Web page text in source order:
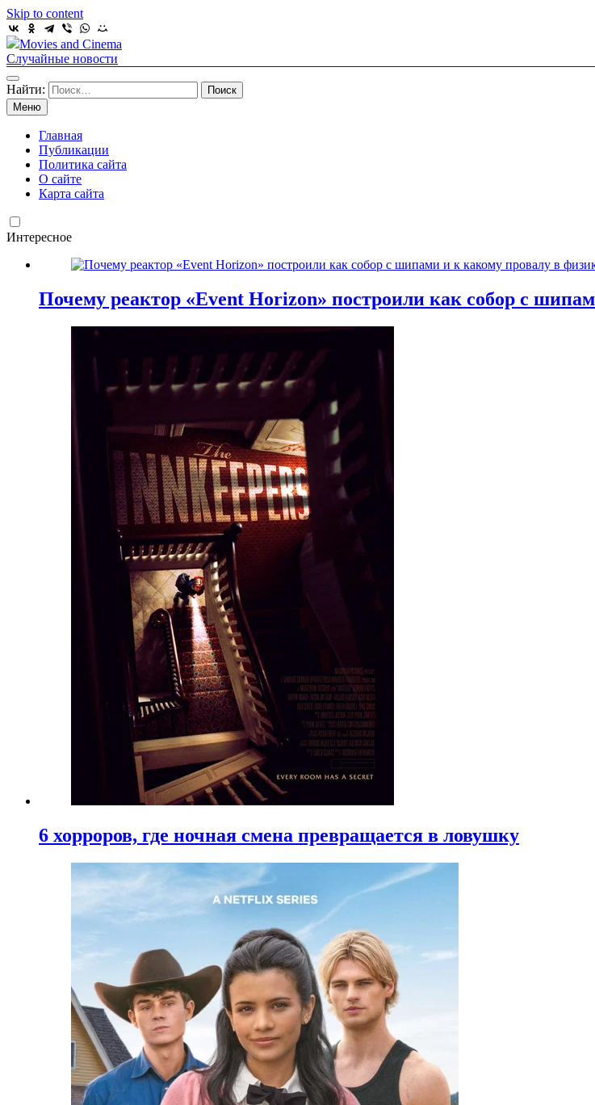
Skip to content
Movies and Cinema
Случайные новости
Найти:
Меню
Главная
Публикации
Политика сайта
О сайте
Карта сайта
Интересное
Почему реактор «Event Horizon» построили как собор с
6 хорроров, где ночная смена превращается в ловушку